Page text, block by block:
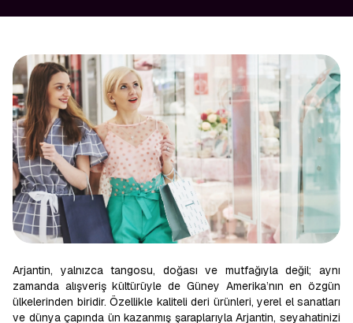
Arjantin, yalnızca tangosu, doğası ve mutfağıyla değil; aynı
zamanda alışveriş kültürüyle de Güney Amerika’nın en özgün
ülkelerinden biridir. Özellikle kaliteli deri ürünleri, yerel el sanatları
ve dünya çapında ün kazanmış şaraplarıyla Arjantin, seyahatinizi